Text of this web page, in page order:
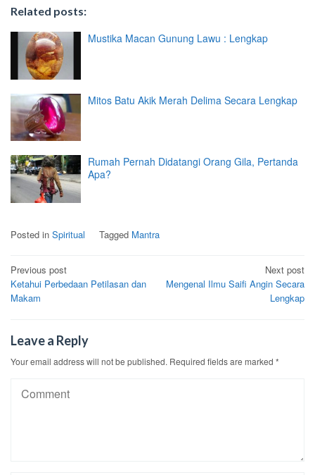
Related posts:
Mustika Macan Gunung Lawu : Lengkap
Mitos Batu Akik Merah Delima Secara Lengkap
Rumah Pernah Didatangi Orang Gila, Pertanda
Apa?
Posted in Spiritual Tagged Mantra
Post
navigation
Previous post
Ketahui Perbedaan Petilasan dan
Makam
Next post
Mengenal Ilmu Saifi Angin Secara
Lengkap
Leave a Reply
Your email address will not be published. Required fields are marked *